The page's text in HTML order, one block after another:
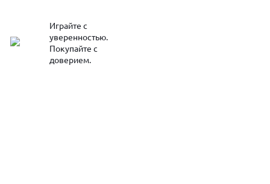
Играйте с
уверенностью.
Покупайте с
доверием.